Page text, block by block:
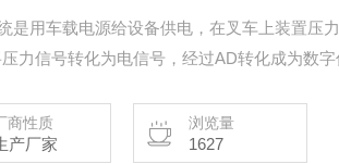
是用车载电源给设备供电，在叉车上装置压
力信号转化为电信号，经过AD转化成为数字
入一个分量值，一向累加到予置的分量停止
商性质
产厂家
浏览量
1627